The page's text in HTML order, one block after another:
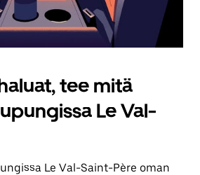
tee mitä
Le Val-
Le Val-Saint-Père oman